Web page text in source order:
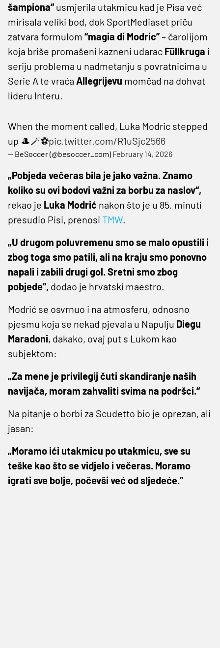
šampiona“usmjerila utakmicu kad je Pisa već
mirisala veliki bod, dok SportMediaset priču
zatvara formulom “magia di Modric”– čarolijom
koja briše promašeni kazneni udarac Füllkruga i
seriju problema u nadmetanju s povratnicima u
Serie A te vraća Allegrijevu momčad na dohvat
lideru Interu.
When the moment called, Luka Modric stepped
up 🎩🪄⚽️pic.twitter.com/R1uSjc2566
— BeSoccer (@besoccer_com)February 14, 2026
„Pobjeda večeras bila je jako važna. Znamo
koliko su ovi bodovi važni za borbu za naslov“,
rekao je Luka Modrić nakon što je u 85. minuti
presudio Pisi, prenosi TMW.
„U drugom poluvremenu smo se malo opustili i
zbog toga smo patili, ali na kraju smo ponovno
napali i zabili drugi gol. Sretni smo zbog
pobjede“, dodao je hrvatski maestro.
Modrić se osvrnuo i na atmosferu, odnosno
pjesmu koja se nekad pjevala u Napulju Diegu
Maradoni, dakako, ovaj put s Lukom kao
subjektom:
„Za mene je privilegij čuti skandiranje naših
navijača, moram zahvaliti svima na podršci.“
Na pitanje o borbi za Scudetto bio je oprezan, ali
jasan:
„Moramo ići utakmicu po utakmicu, sve su
teške kao što se vidjelo i večeras. Moramo
igrati sve bolje, počevši već od sljedeće.“